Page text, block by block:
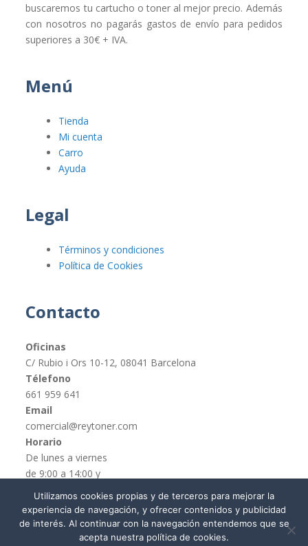
buscaremos tu cartucho o toner al mejor precio. Además
con nosotros no pagarás gastos de envío para pedidos
superiores a 30€ + IVA.
Menú
Tienda
Mi cuenta
Carro
Ayuda
Legal
Términos y condiciones
Política de Cookies
Contacto
Oficinas
C/ Rubio i Ors 10-12, 08041 Barcelona
Télefono
661 959 641
Email
comercial@reytoner.com
Horario
De lunes a viernes
de 9:00 a 14:00 y
de 16:00 a 19:00
Utilizamos cookies propias y de terceros para mejorar la
experiencia de navegación, y ofrecer contenidos y publicidad
de interés. Al continuar con la navegación entendemos que se
acepta nuestra política de cookies.